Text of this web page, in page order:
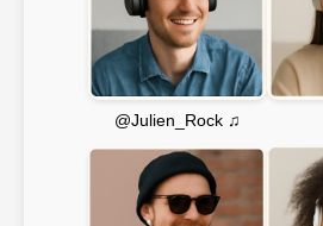
@Julien_Rock ♫